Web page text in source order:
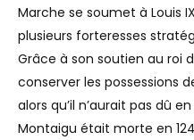
Marche se soumet à Louis
plusieurs forteresses
Grâce à son soutien au roi
conserver les possessions
alors qu’il n’aurait pas dû
Montaigu était morte en